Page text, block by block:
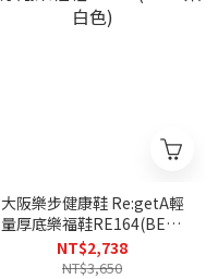
大阪樂步健康鞋 Re:getA輕
量厚底樂福鞋RE164(BEG-
米白色)
NT$2,738
NT$3,650